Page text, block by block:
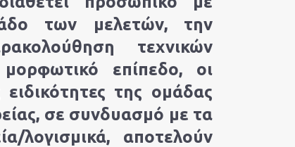
των μελετών, την
τεχνικών
επίπεδο, οι
ειδικότητες της ομάδας
σε συνδυασμό με τα
λογισμικά, αποτελούν